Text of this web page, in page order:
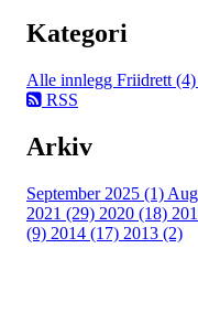
Kategori
Alle innlegg Friidrett (4)
RSS
Arkiv
September 2025 (1)
2021 (29) 2020 (18)
(9) 2014 (17) 2013 (2)